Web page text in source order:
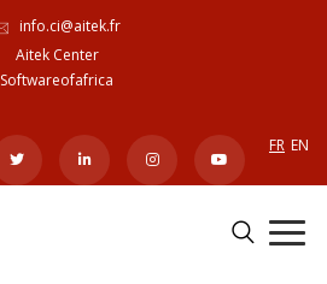
info.ci@aitek.fr
Aitek Center
Softwareofafrica
FR EN